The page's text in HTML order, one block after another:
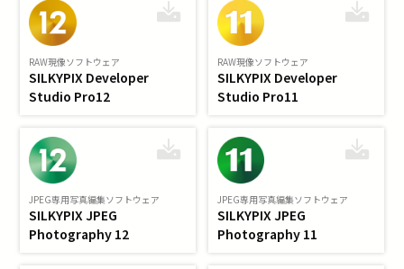
RAW現像ソフトウェア
SILKYPIX Developer
Studio Pro12
RAW現像ソフトウェア
SILKYPIX Developer
Studio Pro11
JPEG専用写真編集ソフトウェア
SILKYPIX JPEG
Photography 12
JPEG専用写真編集ソフトウェア
SILKYPIX JPEG
Photography 11